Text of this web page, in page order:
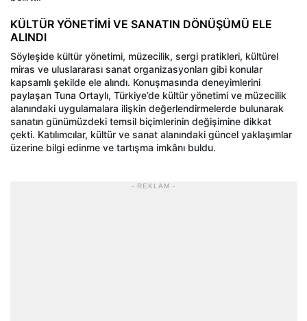
KÜLTÜR YÖNETİMİ VE SANATIN DÖNÜŞÜMÜ ELE
ALINDI
Söyleşide kültür yönetimi, müzecilik, sergi pratikleri, kültürel
miras ve uluslararası sanat organizasyonları gibi konular
kapsamlı şekilde ele alındı. Konuşmasında deneyimlerini
paylaşan Tuna Ortaylı, Türkiye’de kültür yönetimi ve müzecilik
alanındaki uygulamalara ilişkin değerlendirmelerde bulunarak
sanatın günümüzdeki temsil biçimlerinin değişimine dikkat
çekti. Katılımcılar, kültür ve sanat alanındaki güncel yaklaşımlar
üzerine bilgi edinme ve tartışma imkânı buldu.
- REKLAM -